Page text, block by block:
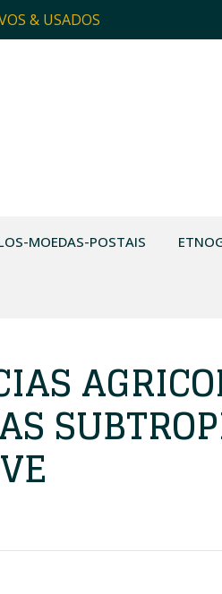
& USADOS
MOEDAS-POSTAIS